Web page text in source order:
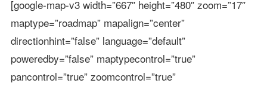
[google-map-v3 width=”667″ height=”480″ zoom=”17″
maptype=”roadmap” mapalign=”center”
directionhint=”false” language=”default”
poweredby=”false” maptypecontrol=”true”
pancontrol=”true” zoomcontrol=”true”